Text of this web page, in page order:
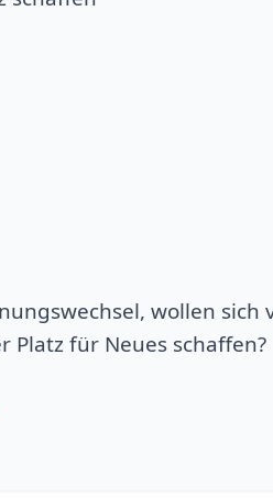
wollen sich
Platz für Neues schaffen?